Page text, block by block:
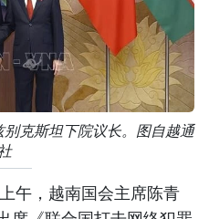
克斯坦下院议长。图自越通
午，越南国会主席陈青